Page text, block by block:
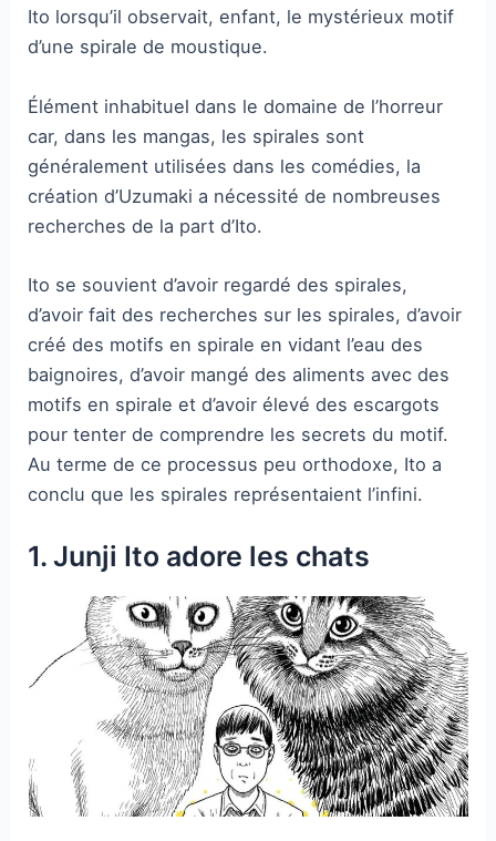
Ito lorsqu’il observait, enfant, le mystérieux motif
d’une spirale de moustique.
Élément inhabituel dans le domaine de l’horreur
car, dans les mangas, les spirales sont
généralement utilisées dans les comédies, la
création d’Uzumaki a nécessité de nombreuses
recherches de la part d’Ito.
Ito se souvient d’avoir regardé des spirales,
d’avoir fait des recherches sur les spirales, d’avoir
créé des motifs en spirale en vidant l’eau des
baignoires, d’avoir mangé des aliments avec des
motifs en spirale et d’avoir élevé des escargots
pour tenter de comprendre les secrets du motif.
Au terme de ce processus peu orthodoxe, Ito a
conclu que les spirales représentaient l’infini.
1. Junji Ito adore les chats